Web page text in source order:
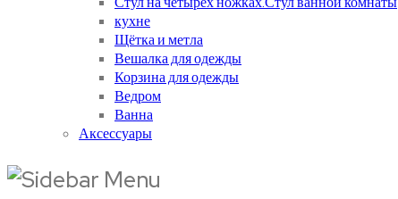
кухне
Щётка и метла
Вешалка для одежды
Корзина для одежды
Ведром
Ванна
Аксессуары